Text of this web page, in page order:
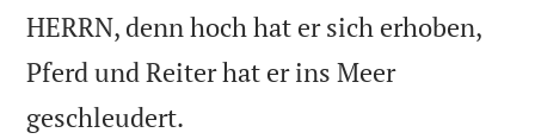
HERRN, denn hoch hat er sich erhoben,
Pferd und Reiter hat er ins Meer
geschleudert.